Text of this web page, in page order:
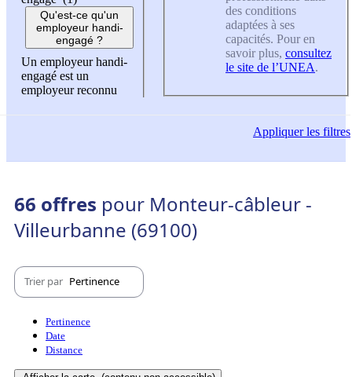
Qu'est-ce qu'un
employeur handi-
engagé ?
Un employeur handi-
engagé est un
employeur reconnu
des conditions
adaptées à ses
capacités. Pour en
savoir plus, consultez
le site de l’UNEA.
Appliquerles filtres
66 offres pour Monteur-câbleur -
Villeurbanne (69100)
Trier par Pertinence
Pertinence
Date
Distance